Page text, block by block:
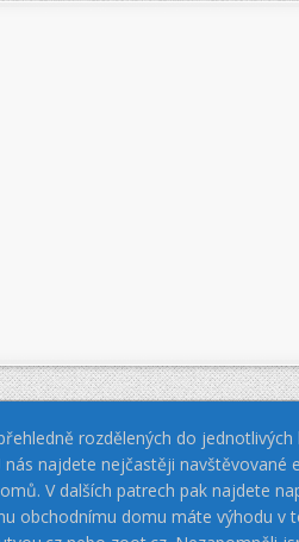
rozdělených do
najdete nejčastěji navštěvované
V dalších patrech pak najdete
obchodnímu domu máte výhodu v